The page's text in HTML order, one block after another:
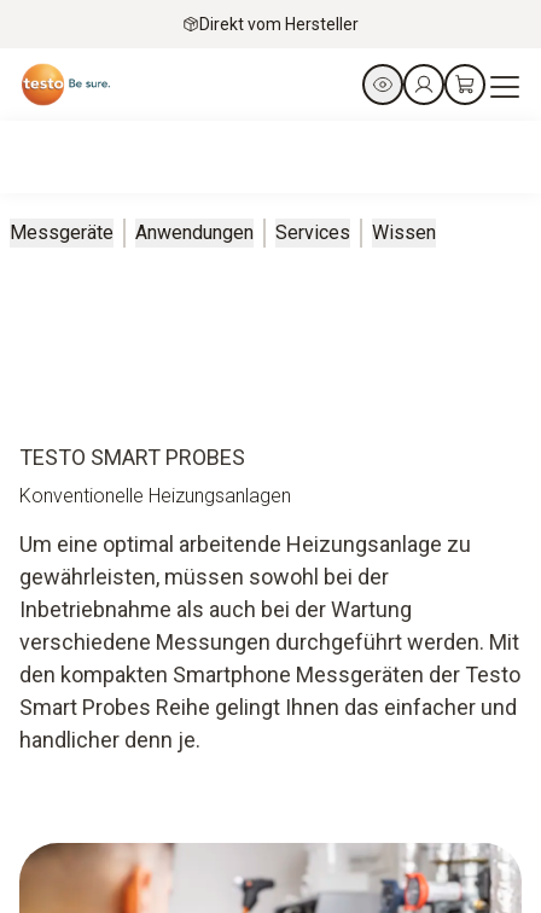
Direkt vom Hersteller
Messgeräte Anwendungen Services Wissen
TESTO SMART PROBES
Konventionelle Heizungsanlagen
Um eine optimal arbeitende Heizungsanlage zu
gewährleisten, müssen sowohl bei der
Inbetriebnahme als auch bei der Wartung
verschiedene Messungen durchgeführt werden. Mit
den kompakten Smartphone Messgeräten der Testo
Smart Probes Reihe gelingt Ihnen das einfacher und
handlicher denn je.